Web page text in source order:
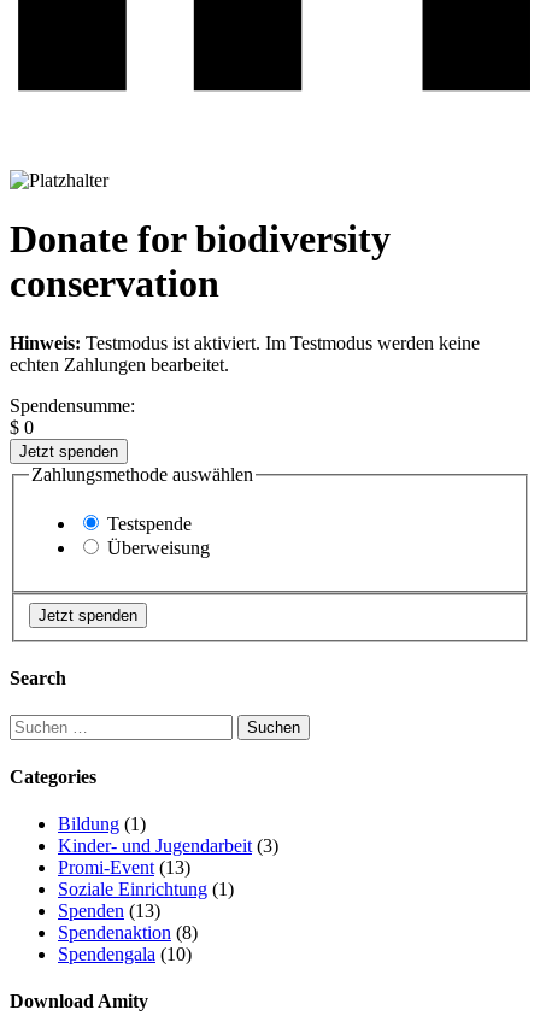
Donate for biodiversity
conservation
Hinweis: Testmodus ist aktiviert. Im Testmodus werden keine
echten Zahlungen bearbeitet.
Spendensumme:
$ 0
Jetzt spenden
Zahlungsmethode auswählen
Testspende
Überweisung
Search
Categories
Bildung (1)
Kinder- und Jugendarbeit (3)
Promi-Event (13)
Soziale Einrichtung (1)
Spenden (13)
Spendenaktion (8)
Spendengala (10)
Download Amity